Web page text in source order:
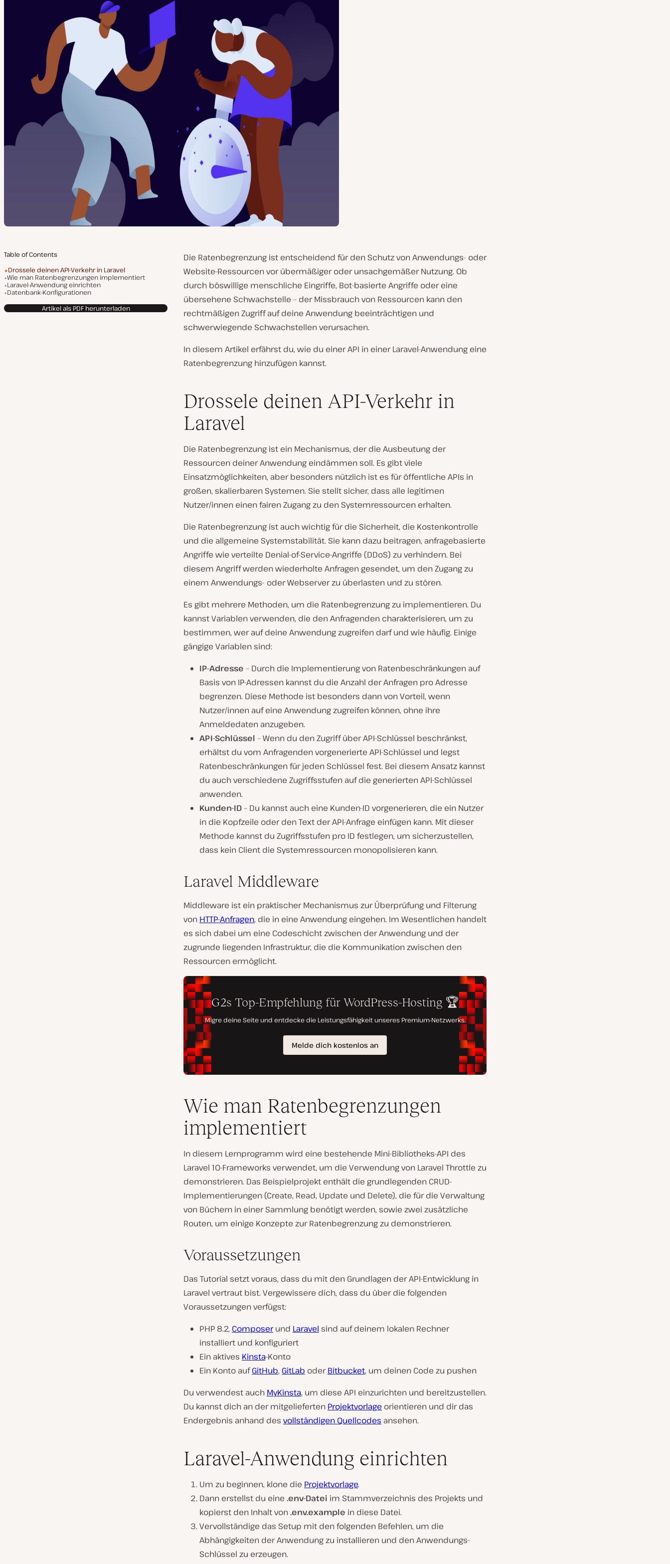
Table of Contents
Drossele deinen API-Verkehr in Laravel
Wie man Ratenbegrenzungen implementiert
Laravel-Anwendung einrichten
Datenbank-Konfigurationen
Artikel als PDF herunterladen
Die Ratenbegrenzung ist entscheidend für den Schutz von Anwendungs- oder
Website-Ressourcen vor übermäßiger oder unsachgemäßer Nutzung. Ob
durch böswillige menschliche Eingriffe, Bot-basierte Angriffe oder eine
übersehene Schwachstelle – der Missbrauch von Ressourcen kann den
rechtmäßigen Zugriff auf deine Anwendung beeinträchtigen und
schwerwiegende Schwachstellen verursachen.
In diesem Artikel erfährst du, wie du einer API in einer Laravel-Anwendung eine
Ratenbegrenzung hinzufügen kannst.
Drossele deinen API-Verkehr in
Laravel
Die Ratenbegrenzung ist ein Mechanismus, der die Ausbeutung der
Ressourcen deiner Anwendung eindämmen soll. Es gibt viele
Einsatzmöglichkeiten, aber besonders nützlich ist es für öffentliche APIs in
großen, skalierbaren Systemen. Sie stellt sicher, dass alle legitimen
Nutzer/innen einen fairen Zugang zu den Systemressourcen erhalten.
Die Ratenbegrenzung ist auch wichtig für die Sicherheit, die Kostenkontrolle
und die allgemeine Systemstabilität. Sie kann dazu beitragen, anfragebasierte
Angriffe wie verteilte Denial-of-Service-Angriffe (DDoS) zu verhindern. Bei
diesem Angriff werden wiederholte Anfragen gesendet, um den Zugang zu
einem Anwendungs- oder Webserver zu überlasten und zu stören.
Es gibt mehrere Methoden, um die Ratenbegrenzung zu implementieren. Du
kannst Variablen verwenden, die den Anfragenden charakterisieren, um zu
bestimmen, wer auf deine Anwendung zugreifen darf und wie häufig. Einige
gängige Variablen sind:
IP-Adresse – Durch die Implementierung von Ratenbeschränkungen auf
Basis von IP-Adressen kannst du die Anzahl der Anfragen pro Adresse
begrenzen. Diese Methode ist besonders dann von Vorteil, wenn
Nutzer/innen auf eine Anwendung zugreifen können, ohne ihre
Anmeldedaten anzugeben.
API-Schlüssel – Wenn du den Zugriff über API-Schlüssel beschränkst,
erhältst du vom Anfragenden vorgenerierte API-Schlüssel und legst
Ratenbeschränkungen für jeden Schlüssel fest. Bei diesem Ansatz kannst
du auch verschiedene Zugriffsstufen auf die generierten API-Schlüssel
anwenden.
Kunden-ID– Du kannst auch eine Kunden-ID vorgenerieren, die ein Nutzer
in die Kopfzeile oder den Text der API-Anfrage einfügen kann. Mit dieser
Methode kannst du Zugriffsstufen pro ID festlegen, um sicherzustellen,
dass kein Client die Systemressourcen monopolisieren kann.
Laravel Middleware
Middleware ist ein praktischer Mechanismus zur Überprüfung und Filterung
von HTTP-Anfragen, die in eine Anwendung eingehen. Im Wesentlichen handelt
es sich dabei um eine Codeschicht zwischen der Anwendung und der
zugrunde liegenden Infrastruktur, die die Kommunikation zwischen den
Ressourcen ermöglicht.
Wie man Ratenbegrenzungen
implementiert
In diesem Lernprogramm wird eine bestehende Mini-Bibliotheks-API des
Laravel 10-Frameworks verwendet, um die Verwendung von Laravel Throttle zu
demonstrieren. Das Beispielprojekt enthält die grundlegenden CRUD-
Implementierungen (Create, Read, Update und Delete), die für die Verwaltung
von Büchern in einer Sammlung benötigt werden, sowie zwei zusätzliche
Routen, um einige Konzepte zur Ratenbegrenzung zu demonstrieren.
Voraussetzungen
Das Tutorial setzt voraus, dass du mit den Grundlagen der API-Entwicklung in
Laravel vertraut bist. Vergewissere dich, dass du über die folgenden
Voraussetzungen verfügst:
PHP 8.2, Composerund Laravel sind auf deinem lokalen Rechner
installiert und konfiguriert
Ein aktives Kinsta-Konto
Ein Konto aufGitHub, GitLab oderBitbucket, um deinen Code zu pushen
Du verwendest auch MyKinsta, um diese API einzurichten und bereitzustellen.
Du kannst dich an der mitgelieferten Projektvorlage orientieren und dir das
Endergebnis anhand des vollständigen Quellcodes ansehen.
Laravel-Anwendung einrichten
Um zu beginnen, klone die Projektvorlage.
Dann erstellst du eine .env-Datei im Stammverzeichnis des Projekts und
kopierst den Inhalt von.env.example in diese Datei.
Vervollständige das Setup mit den folgenden Befehlen, um die
Abhängigkeiten der Anwendung zu installieren und den Anwendungs-
Schlüssel zu erzeugen.